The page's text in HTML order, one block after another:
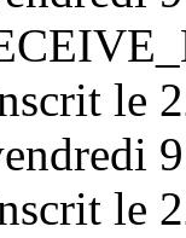
le
le